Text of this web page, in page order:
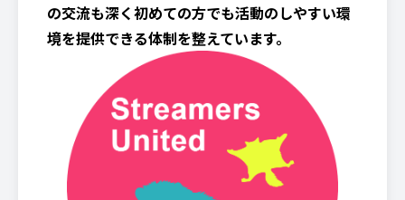
の交流も深く初めての方でも活動のしやすい環
境を提供できる体制を整えています。